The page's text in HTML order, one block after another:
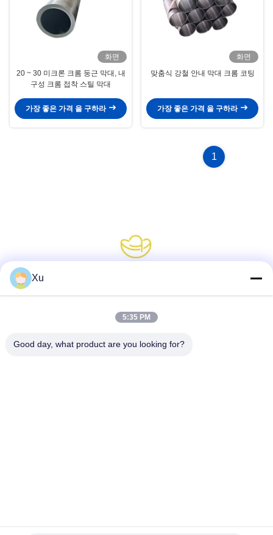
화면
20 ~ 30 미크론 크롬 둥근 막대, 내
구성 크롬 접착 스틸 막대
가장 좋은 가격 을 구하라
화면
맞춤식 강철 안내 막대 크롬 코팅
가장 좋은 가격 을 구하라
1
Xu
5:35 PM
Good day, what product are you looking for?